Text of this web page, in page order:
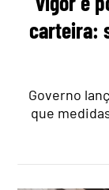
carteira:
Governo
que